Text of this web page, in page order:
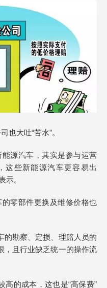
也大吐“苦水”。
源汽车，其实是参与运营
这些新能源汽车更容易出
示。
零部件更换及维修价格也
的勘察、定损、理赔人员的
，且行业缺乏统一的操作流
高的成本，这也是“高保费”